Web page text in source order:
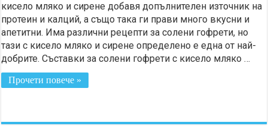
кисело мляко и сирене добавя допълнителен източник на
протеин и калций, а също така ги прави много вкусни и
апетитни. Има различни рецепти за солени гофрети, но
тази с кисело мляко и сирене определено е една от най-
добрите. Съставки за солени гофрети с кисело мляко …
Прочети повече »